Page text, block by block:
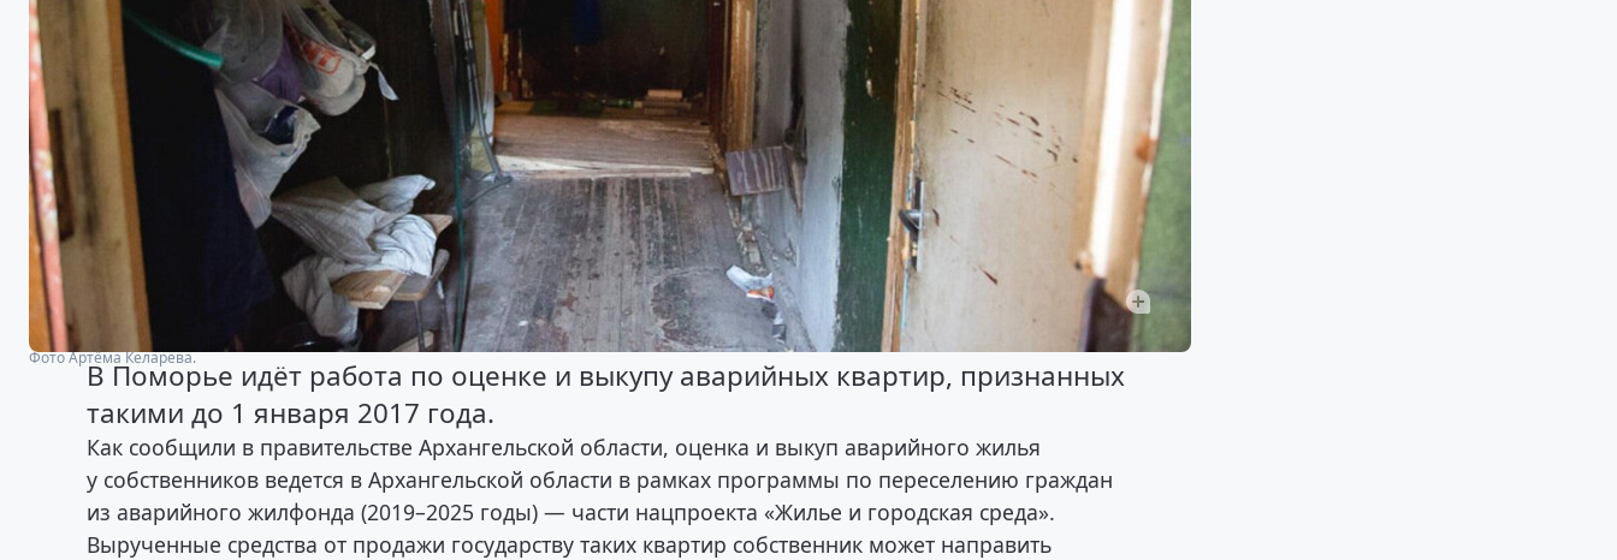
Фото Артёма Келарева.
В Поморье идёт работа по оценке и выкупу аварийных квартир, признанных
такими до 1 января 2017 года.
Как сообщили в правительстве Архангельской области, оценка и выкуп аварийного жилья
у собственников ведется в Архангельской области в рамках программы по переселению граждан
из аварийного жилфонда (2019–2025 годы) — части нацпроекта «Жилье и городская среда».
Вырученные средства от продажи государству таких квартир собственник может направить